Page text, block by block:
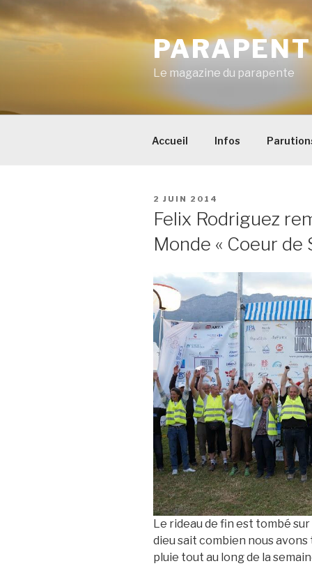
Aller
au
contenu
Le magazine du parapente
Accueil Infos
PUBLIÉ
2 JUIN 2014
Felix Rodriguez
Monde « Coeur de
Le rideau de fin est tombé
dieu sait combien nous
pluie tout au long de la